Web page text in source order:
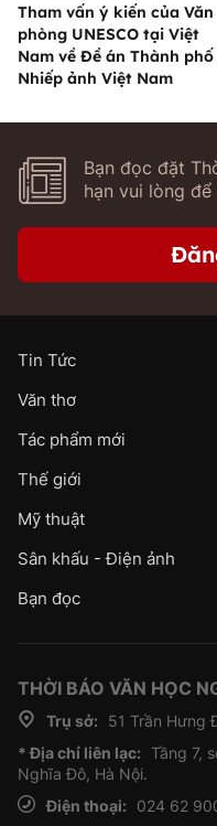
Tham vấn ý kiến của Văn
phòng UNESCO tại Việt
Nam về Đề án Thành phố
Nhiếp ảnh Việt Nam
Bạn đọc đặt
hạn vui lòng
Tin Tức
Văn thơ
Tác phẩm mới
Thế giới
Mỹ thuật
Sân khấu - Điện ảnh
Bạn đọc
THỜI BÁO VĂN HỌC
Trụ sở:
51 Trần Hưng
* Địa chỉ liên lạc: Tầng 7,
Nghĩa Đô, Hà Nội.
Điện thoại:
024 62